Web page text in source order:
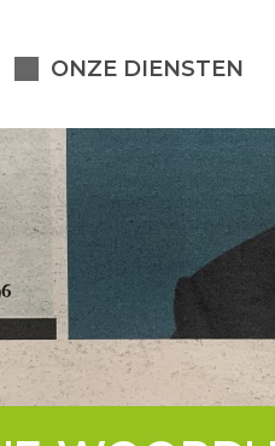
ONZE DIENSTEN